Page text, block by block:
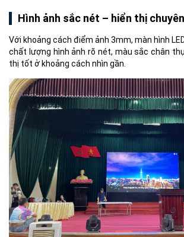
Hình ảnh sắc nét – hiển thị
Với khoảng cách điểm ảnh 3mm, màn hình
chất lượng hình ảnh rõ nét, màu sắc chân
thị tốt ở khoảng cách nhìn gần.